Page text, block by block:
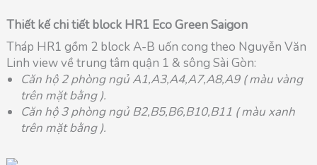
Thiết kế chi tiết block HR1 Eco Green Saigon
Tháp HR1 gồm 2 block A-B uốn cong theo Nguyễn Văn
Linh view về trung tâm quận 1 & sông Sài Gòn:
Căn hộ 2 phòng ngủ A1,A3,A4,A7,A8,A9 ( màu vàng
trên mặt bằng ).
Căn hộ 3 phòng ngủ B2,B5,B6,B10,B11 ( màu xanh
trên mặt bằng ).